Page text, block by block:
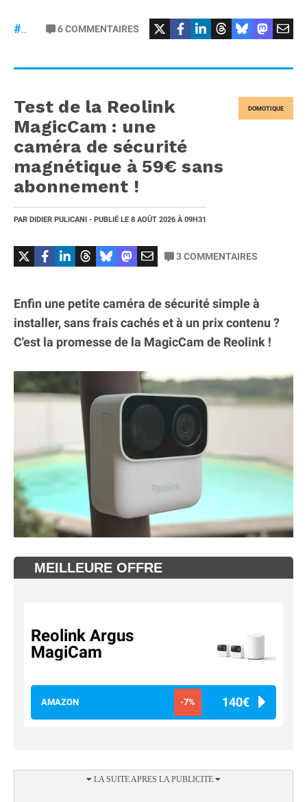
6COMMENTAIRES
DOMOTIQUE
Test de la Reolink
MagicCam : une
caméra de sécurité
magnétique à 59€ sans
abonnement !
PAR DIDIER PULICANI - PUBLIÉ LE 8 AOÛT 2026 À 09H31
3COMMENTAIRES
Enfin une petite caméra de sécurité simple à
installer, sans frais cachés et à un prix contenu ?
C'est la promesse de la MagicCam de Reolink !
MEILLEURE OFFRE
Reolink Argus
MagiCam
AMAZON -7% 140€